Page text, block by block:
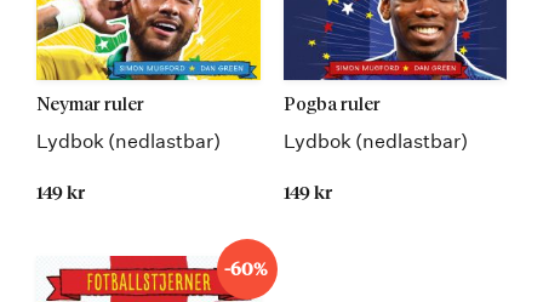
Neymar ruler
Lydbok (nedlastbar)
149 kr
Pogba ruler
Lydbok (nedlastbar)
149 kr
-60%